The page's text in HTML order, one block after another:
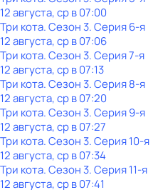
12 августа, ср в 07:00
Три кота. Сезон 3. Серия 6-я
12 августа, ср в 07:06
Три кота. Сезон 3. Серия 7-я
12 августа, ср в 07:13
Три кота. Сезон 3. Серия 8-я
12 августа, ср в 07:20
Три кота. Сезон 3. Серия 9-я
12 августа, ср в 07:27
Три кота. Сезон 3. Серия 10-я
12 августа, ср в 07:34
Три кота. Сезон 3. Серия 11-я
12 августа, ср в 07:41